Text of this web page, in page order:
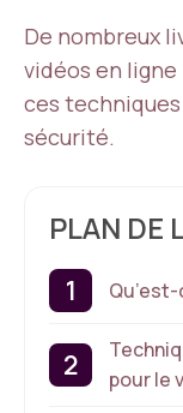
De nombreux
vidéos en
ces
sécurité.
PLAN DE
pour le